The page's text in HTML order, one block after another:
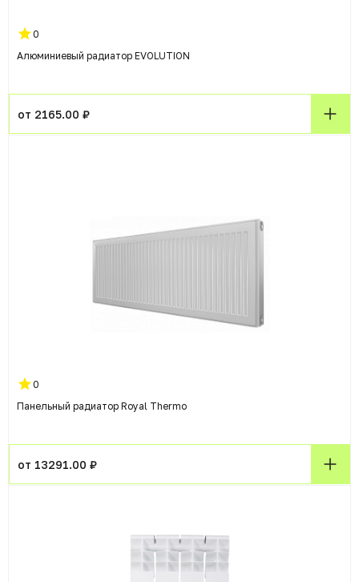
0
Алюминиевый радиатор EVOLUTION
от 2165.00 ₽
0
Панельный радиатор Royal Thermo
от 13291.00 ₽